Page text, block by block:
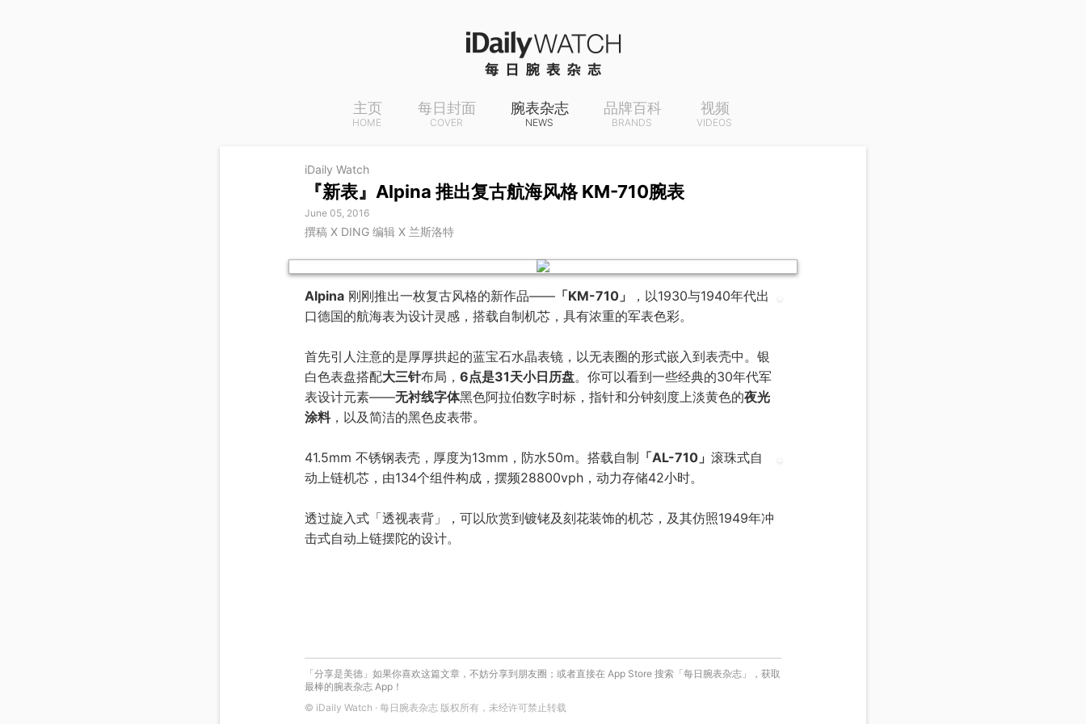
主页
HOME
每日封面
COVER
腕表杂志
NEWS
品牌百科
BRANDS
视频
VIDEOS
iDaily Watch
『新表』Alpina 推出复古航海风格 KM-710腕表
June 05, 2016
撰稿 X DING 编辑 X 兰斯洛特
Alpina 刚刚推出一枚复古风格的新作品—— 「KM-710」
，以1930与1940年代出
口德国的航海表为设计灵感，搭载自制机芯，具有浓重的军表色彩。
首先引人注意的是厚厚拱起的蓝宝石水晶表镜，以无表圈的形式嵌入到表壳中。银
白色表盘搭配大三针布局， 6点是31天小日历盘。你可以看到一些经典的30年代军
表设计元素——无衬线字体黑色阿拉伯数字时标，指针和分钟刻度上淡黄色的夜光
涂料，以及简洁的黑色皮表带。
41.5mm 不锈钢表壳，厚度为13mm，防水50m。搭载自制 「AL-710」 滚珠式自
动上链机芯，由134个组件构成，摆频28800vph，动力存储42小时。
透过旋入式「透视表背」，可以欣赏到镀铑及刻花装饰的机芯，及其仿照1949年冲
击式自动上链摆陀的设计。
「分享是美德」如果你喜欢这篇文章，不妨分享到朋友圈；或者直接在 App Store 搜索「每日腕表杂志」，获取
最棒的腕表杂志 App！
© iDaily Watch · 每日腕表杂志 版权所有，未经许可禁止转载